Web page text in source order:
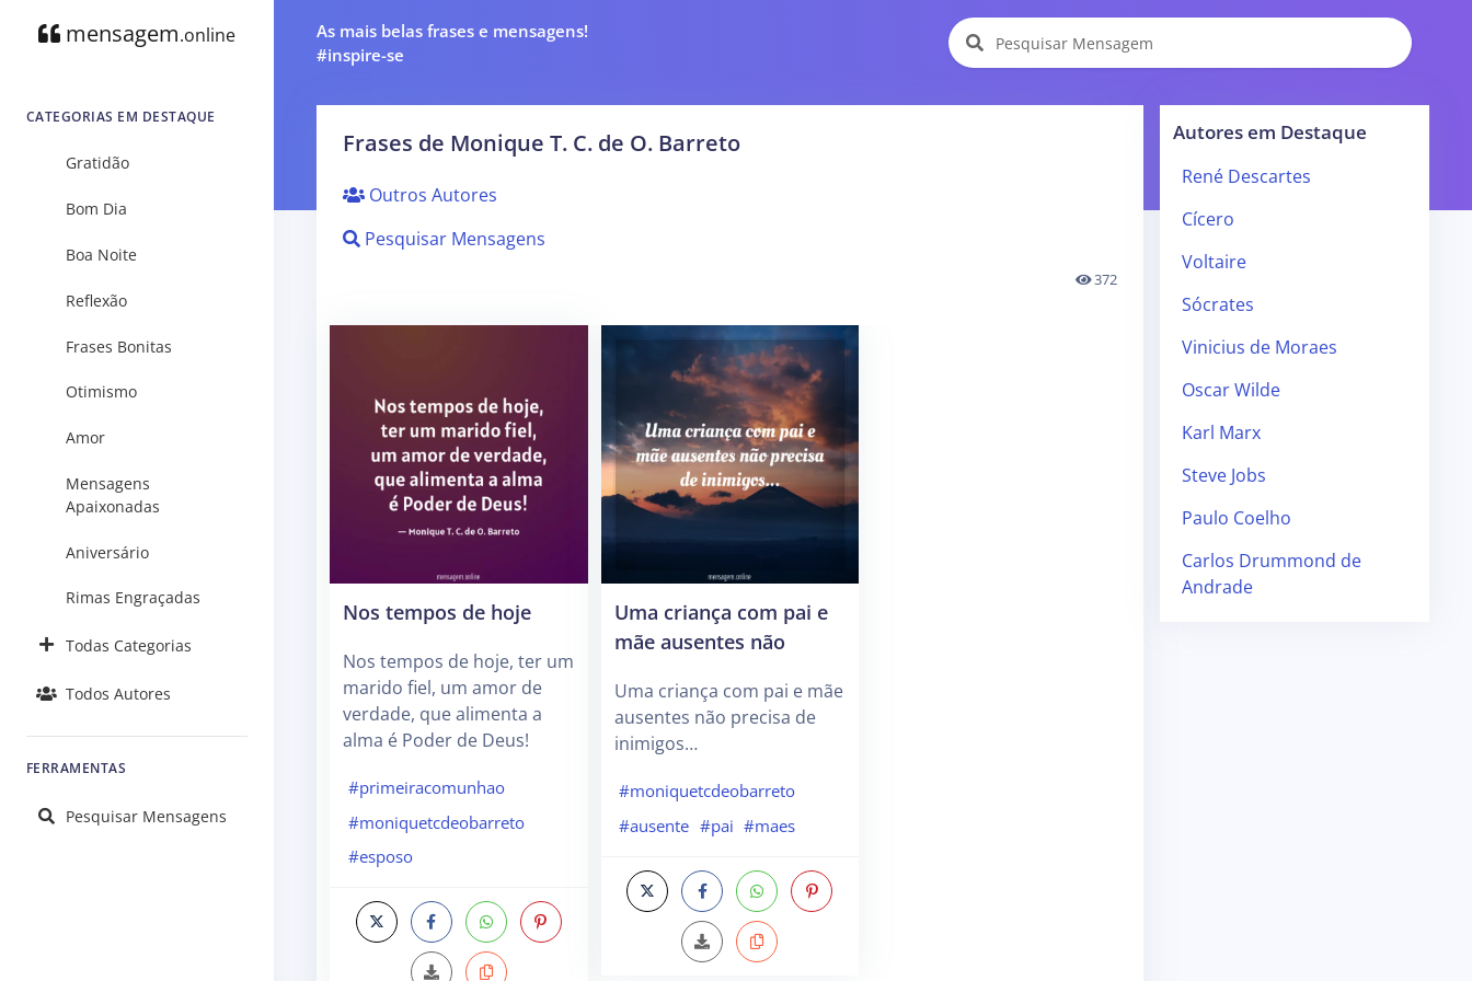
mensagem.online
CATEGORIAS EM DESTAQUE
Gratidão
Bom Dia
Boa Noite
Reflexão
Frases Bonitas
Otimismo
Amor
Mensagens
Apaixonadas
Aniversário
Rimas Engraçadas
Todas Categorias
Todos Autores
FERRAMENTAS
Pesquisar Mensagens
As mais belas frases e mensagens!
#inspire-se
Frases de Monique T. C. de O. Barreto
Outros Autores
Pesquisar Mensagens
372
Nos tempos de hoje
Nos tempos de hoje, ter um
marido fiel, um amor de
verdade, que alimenta a
alma é Poder de Deus!
#primeiracomunhao
#moniquetcdeobarreto
#esposo
Uma criança com pai e
mãe ausentes não
Uma criança com pai e mãe
ausentes não precisa de
inimigos…
#moniquetcdeobarreto
#ausente #pai #maes
Autores em Destaque
René Descartes
Cícero
Voltaire
Sócrates
Vinicius de Moraes
Oscar Wilde
Karl Marx
Steve Jobs
Paulo Coelho
Carlos Drummond de
Andrade